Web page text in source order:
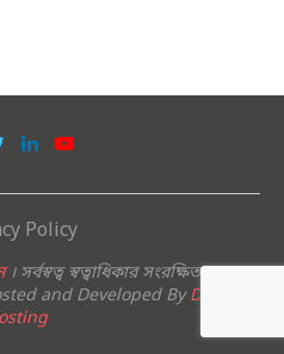
Policy
। সর্বস্বত্ব স্বত্বাধিকার সংরক্ষিত।
and Developed ByDeshi